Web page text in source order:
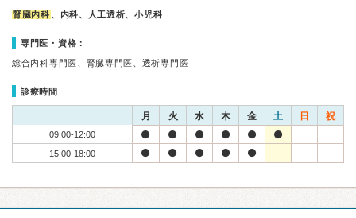
腎臓内科 、内科、人工透析、小児科
専門医・資格：
総合内科専門医、腎臓専門医、透析専門医
診療時間
月 火 水 木 金 土 日 祝
09:00-12:00
15:00-18:00